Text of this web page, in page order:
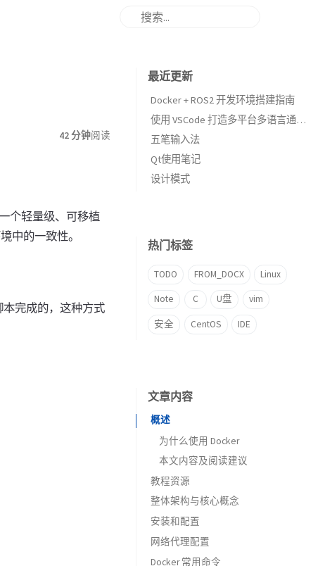
42 分钟阅读
个轻量级、可移植
中的一致性。
完成的，这种方式
最近更新
Docker + ROS2 开发环境搭建指南
使用 VSCode 打造多平台多语言通用的 IDE
五笔输入法
Qt使用笔记
设计模式
热门标签
TODO FROM_DOCX Linux
Note C U盘 vim
安全 CentOS IDE
文章内容
概述
为什么使用 Docker
本文内容及阅读建议
教程资源
官方教程（推荐）
中文学习资源
整体架构与核心概念
核心组件
核心概念及关系
图中命令的执行流程
安装和配置
Linux
安装 Docker Engine
Windows
网络代理配置
docker daemon
Docker 常用命令